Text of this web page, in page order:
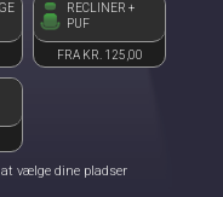
RECLINER +
PUF
FRA KR. 125,00
vælge dine pladser